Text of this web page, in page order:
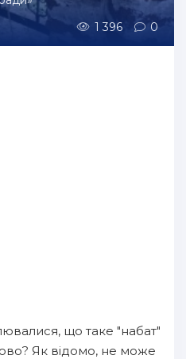
1 396 0
що таке "набат"
Як відомо, не може